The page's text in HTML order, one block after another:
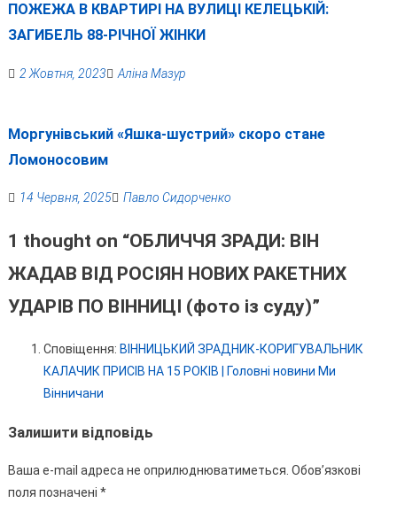
ПОЖЕЖА В КВАРТИРІ НА ВУЛИЦІ КЕЛЕЦЬКІЙ:
ЗАГИБЕЛЬ 88-РІЧНОЇ ЖІНКИ
2 Жовтня, 2023 Аліна Мазур
Моргунівський «Яшка-шустрий» скоро стане
Ломоносовим
14 Червня, 2025 Павло Сидорченко
1 thought on “ОБЛИЧЧЯ ЗРАДИ: ВІН
ЖАДАВ ВІД РОСІЯН НОВИХ РАКЕТНИХ
УДАРІВ ПО ВІННИЦІ (фото із суду)”
Сповіщення: ВІННИЦЬКИЙ ЗРАДНИК-КОРИГУВАЛЬНИК
КАЛАЧИК ПРИСІВ НА 15 РОКІВ | Головні новини Ми
Вінничани
Залишити відповідь
Ваша e-mail адреса не оприлюднюватиметься. Обов’язкові
поля позначені *